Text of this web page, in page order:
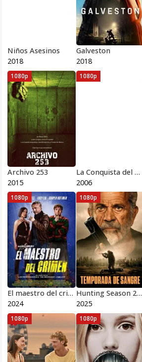
Niños Asesinos
2018
Galveston
2018
Archivo 253
2015
1080p
La Conquista del Honor
2006
1080p
El maestro del crimen
2024
1080p
Hunting Season 2025
2025
1080p
1080p 1080p